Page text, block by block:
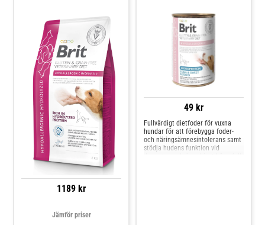
1189 kr
Jämför priser
49 kr
Fullvärdigt dietfoder för vuxna
hundar för att förebygga foder-
och näringsämnesintolerans samt
stödja hudens funktion vid